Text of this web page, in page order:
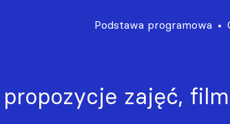
zajęć,
Podstawa programowa